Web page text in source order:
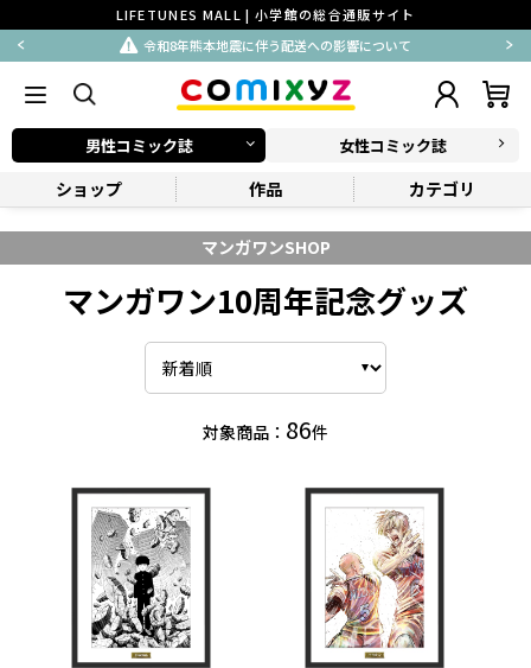
LIFETUNES MALL | 小学館の総合通販サイト
令和8年熊本地震に伴う配送への影響について
男性コミック誌 女性コミック誌
ショップ 作品 カテゴリ
マンガワンSHOP
マンガワン10周年記念グッズ
対象商品： 86件